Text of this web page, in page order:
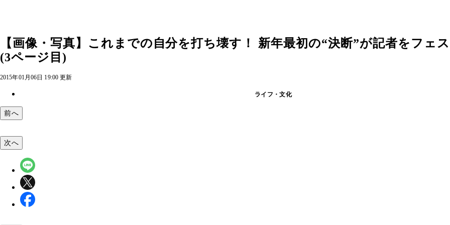
【画像・写真】これまでの自分を打ち壊す！ 新年最初の“決断”が記者をフェ
(3ページ目)
2015年01月06日 19:00 更新
ライフ・文化
前へ
次へ